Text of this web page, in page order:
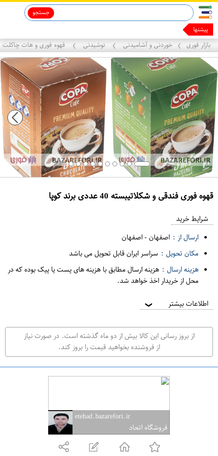
جستجو
پیشنهادهای
بازار فوری ❯ خوردنی و آشامیدنی ❯ نوشیدنی ❯ قهوه فوری و هات چاکلت
قهوه فوری فندقی و شکلاتیبسته 40 عددی برند کوپا
ر
ت
ه
ر
ا
شرایط خرید
ارسال از : اصفهان-اصفهان
مکان تحویل : سراسر ایران قابل تحویل می باشد
هزینه ارسال : هزینه ارسال مطابق با هزینه های پست یا پیک بوده که در
محل از خریدار اخذ خواهد شد.
اطلاعات بیشتر ❯
از بروز رسانی این کالا بیش از دو ماه گذشته است. در صورت نیاز
از فروشنده بخواهید قیمت را بروز کند.
etehad.bazarefori.ir
فروشگاه اتحاد